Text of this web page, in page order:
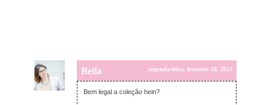
Bella segunda-feira, fevereiro 18, 2013
Bem legal a coleção hein?